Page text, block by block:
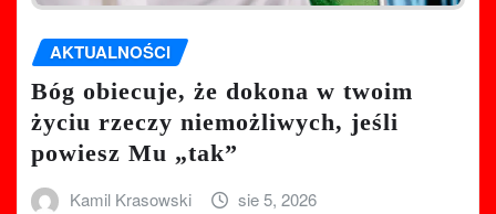
AKTUALNOŚCI
Bóg obiecuje, że dokona w twoim
życiu rzeczy niemożliwych, jeśli
powiesz Mu „tak”
Kamil Krasowski sie 5, 2026